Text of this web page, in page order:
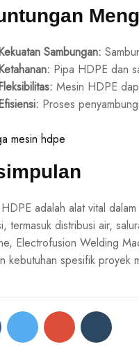
Sambungan:
Pipa HDPE dan
Mesin HDPE
Proses
adalah alat vital
termasuk distribusi air,
Electrofusion Welding
kebutuhan spesifik proyek